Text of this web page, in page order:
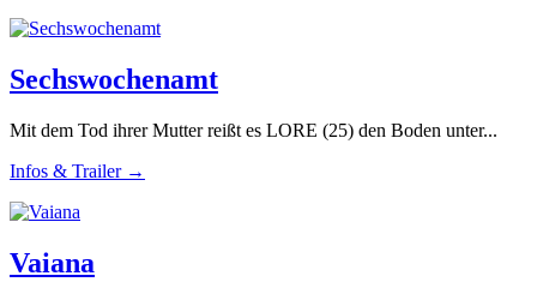
Sechswochenamt
Mit dem Tod ihrer Mutter reißt es LORE (25) den Boden unter...
Infos & Trailer →
Vaiana